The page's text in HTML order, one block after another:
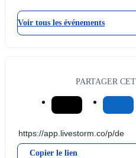
Voir tous les événements
PARTAGER
Copier le lien